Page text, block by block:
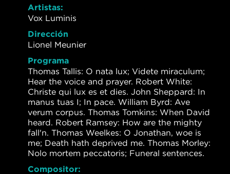
Artistas:
Vox Luminis
Dirección
Lionel Meunier
Programa
Thomas Tallis: O nata lux; Videte miraculum;
Hear the voice and prayer. Robert White:
Christe qui lux es et dies. John Sheppard: In
manus tuas I; In pace. William Byrd: Ave
verum corpus. Thomas Tomkins: When David
heard. Robert Ramsey: How are the mighty
fall'n. Thomas Weelkes: O Jonathan, woe is
me; Death hath deprived me. Thomas Morley:
Nolo mortem peccatoris; Funeral sentences.
Compositor: